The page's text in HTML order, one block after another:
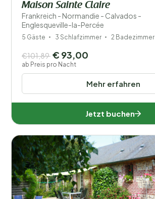
Maison Sainte Claire
Frankreich - Normandie - Calvados -
Englesqueville-la-Percée
5 Gäste 3 Schlafzimmer 2 Badezimmer
Mehr erfahren
€101,89 € 93,00
ab Preis pro Nacht
Jetzt buchen